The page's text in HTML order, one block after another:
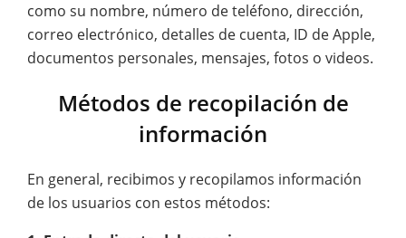
como su nombre, número de teléfono, dirección,
correo electrónico, detalles de cuenta, ID de Apple,
documentos personales, mensajes, fotos o videos.
Métodos de recopilación de
información
En general, recibimos y recopilamos información
de los usuarios con estos métodos: